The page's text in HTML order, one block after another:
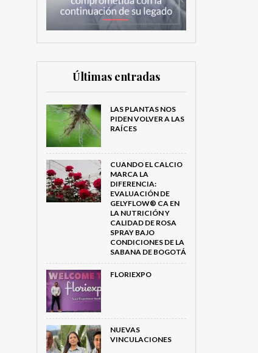
Últimas entradas
LAS PLANTAS NOS
PIDEN VOLVER A LAS
RAÍCES
CUANDO EL CALCIO
MARCA LA
DIFERENCIA:
EVALUACIÓN DE
GELYFLOW® CA EN
LA NUTRICIÓN Y
CALIDAD DE ROSA
SPRAY BAJO
CONDICIONES DE LA
SABANA DE BOGOTÁ
FLORIEXPO
NUEVAS
VINCULACIONES